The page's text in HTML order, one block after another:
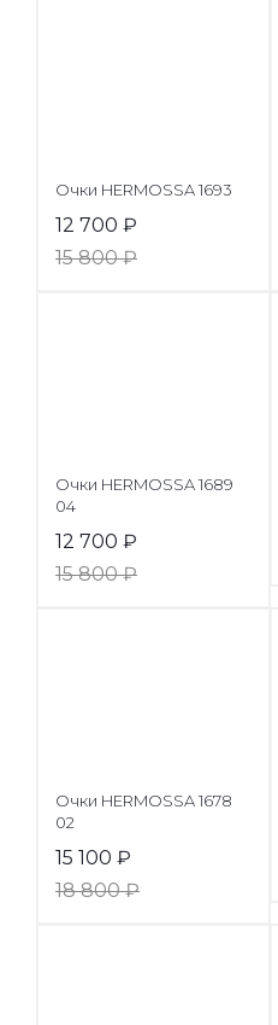
Очки HERMOSSA 1693
12 700 ₽
15 800₽
Очки HERMOSSA 1689
04
12 700 ₽
15 800₽
Очки HERMOSSA 1678
02
15 100 ₽
18 800₽